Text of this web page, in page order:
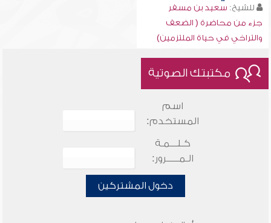
للشيخ: سعيد بن مسفر
جزء من محاضرة ( الضعف
والتراخي في حياة الملتزمين)
مكتبتك الصوتية
اسم
المستخدم:
كـلـــمـة
الـمـــــرور:
دخول المشتركين